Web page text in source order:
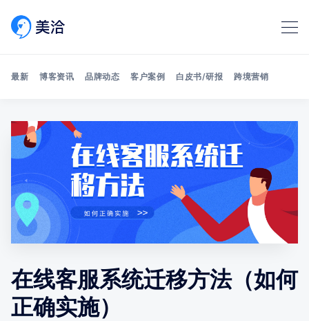
Search 美洽博客
最新 博客资讯 品牌动态 客户案例 白皮书/研报 跨境营销
在线客服系统迁移方法（如何
正确实施）